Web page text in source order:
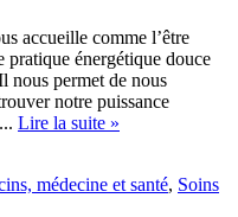
accueille comme l’être
pratique énergétique douce
nous permet de nous
notre puissance
Lire la suite »
–
médecine et santé, Soins